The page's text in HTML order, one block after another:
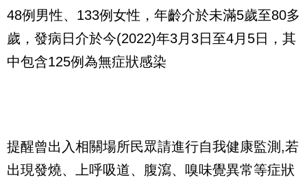
48例男性、133例女性，年齡介於未滿5歲至80多
歲，發病日介於今(2022)年3月3日至4月5日，其
中包含125例為無症狀感染
提醒曾出入相關場所民眾請進行自我健康監測,若
出現發燒、上呼吸道、腹瀉、嗅味覺異常等症狀